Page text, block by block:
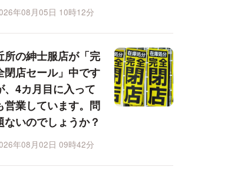
年08月05日 10時12分
所の紳士服店が「完
閉店セール」中です
、4カ月目に入って
営業しています。問
ないのでしょうか？
年08月02日 09時42分